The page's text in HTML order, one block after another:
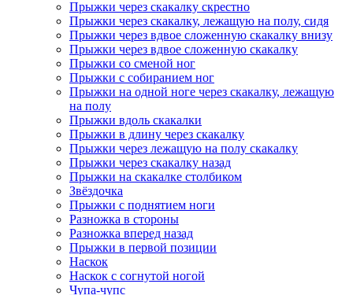
Прыжки через скакалку скрестно
Прыжки через скакалку, лежащую на полу, сидя
Прыжки через вдвое сложенную скакалку внизу
Прыжки через вдвое сложенную скакалку
Прыжки со сменой ног
Прыжки с собиранием ног
Прыжки на одной ноге через скакалку, лежащую
на полу
Прыжки вдоль скакалки
Прыжки в длину через скакалку
Прыжки через лежащую на полу скакалку
Прыжки через скакалку назад
Прыжки на скакалке столбиком
Звёздочка
Прыжки с поднятием ноги
Разножка в стороны
Разножка вперед назад
Прыжки в первой позиции
Наскок
Наскок с согнутой ногой
Чупа-чупс